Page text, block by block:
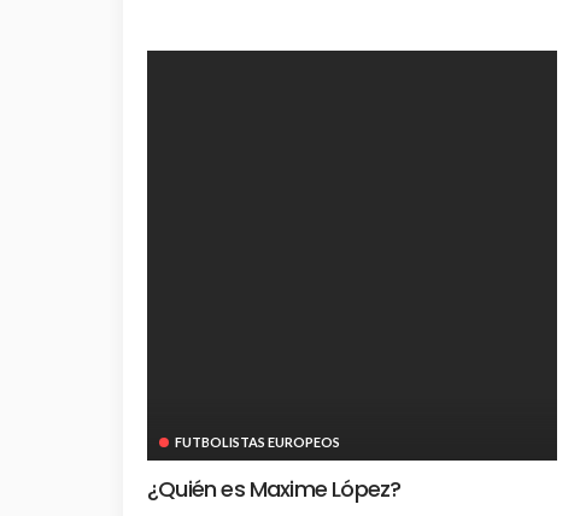
FUTBOLISTAS EUROPEOS
¿Quién es Maxime López?